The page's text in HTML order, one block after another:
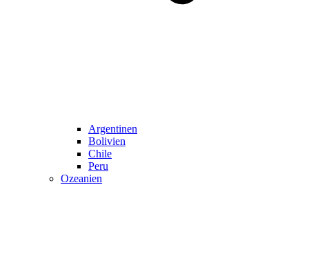
Argentinen
Bolivien
Chile
Peru
Ozeanien